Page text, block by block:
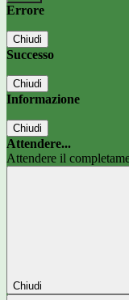
Errore
Chiudi
Successo
Chiudi
Informazione
Chiudi
Attendere...
Attendere il
Chiudi